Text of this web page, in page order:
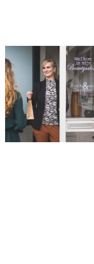
de
hoofdinhoud